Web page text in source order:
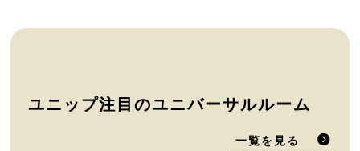
ユニップ注目のユニバーサルルーム
一覧を見る